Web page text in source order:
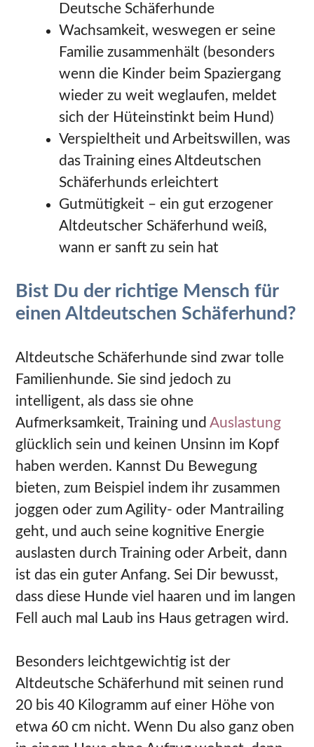
Deutsche Schäferhunde
Wachsamkeit, weswegen er seine
Familie zusammenhält (besonders
wenn die Kinder beim Spaziergang
wieder zu weit weglaufen, meldet
sich der Hüteinstinkt beim Hund)
Verspieltheit und Arbeitswillen, was
das Training eines Altdeutschen
Schäferhunds erleichtert
Gutmütigkeit – ein gut erzogener
Altdeutscher Schäferhund weiß,
wann er sanft zu sein hat
Bist Du der richtige Mensch für
einen Altdeutschen Schäferhund?
Altdeutsche Schäferhunde sind zwar tolle
Familienhunde. Sie sind jedoch zu
intelligent, als dass sie ohne
Aufmerksamkeit, Training und Auslastung
glücklich sein und keinen Unsinn im Kopf
haben werden. Kannst Du Bewegung
bieten, zum Beispiel indem ihr zusammen
joggen oder zum Agility- oder Mantrailing
geht, und auch seine kognitive Energie
auslasten durch Training oder Arbeit, dann
ist das ein guter Anfang. Sei Dir bewusst,
dass diese Hunde viel haaren und im langen
Fell auch mal Laub ins Haus getragen wird.
Besonders leichtgewichtig ist der
Altdeutsche Schäferhund mit seinen rund
20 bis 40 Kilogramm auf einer Höhe von
etwa 60 cm nicht. Wenn Du also ganz oben